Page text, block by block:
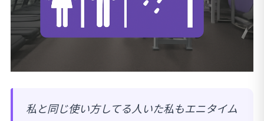
私と同じ使い方してる人いた私もエニタイム